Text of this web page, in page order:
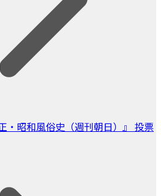
・昭和風俗史（週刊朝日）』 投票